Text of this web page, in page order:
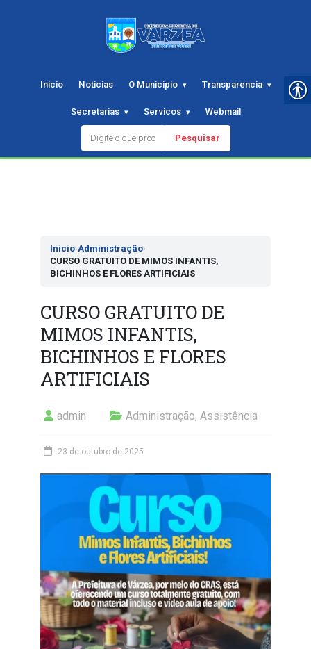
Inicio Noticias O Municipio Transparencia
Secretarias Servicos Webmail
Pesquisar
Início›Administração›
CURSO GRATUITO DE MIMOS INFANTIS,
BICHINHOS E FLORES ARTIFICIAIS
CURSO GRATUITO DE
MIMOS INFANTIS,
BICHINHOS E FLORES
ARTIFICIAIS
admin Administração, Assistência
23 de outubro de 2025